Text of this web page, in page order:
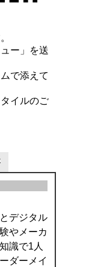
ー」を送
で添えて
イルのご
デジタル
やメーカ
識で1人
ダーメイ